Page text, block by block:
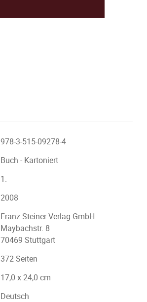
978-3-515-09278-4
Buch - Kartoniert
1.
2008
Franz Steiner Verlag GmbH
Maybachstr. 8
70469 Stuttgart
372 Seiten
17,0 x 24,0 cm
Deutsch